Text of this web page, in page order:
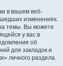
в вашем веб-
изменениях.
темы. Вы можете
у вас в
об
для закладок и
личного раздела.